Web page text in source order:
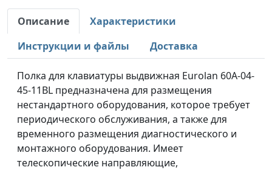
Описание
Характеристики
Инструкции и файлы
Доставка
Полка для клавиатуры выдвижная Eurolan 60A-04-
45-11BL предназначена для размещения
нестандартного оборудования, которое требует
периодического обслуживания, а также для
временного размещения диагностического и
монтажного оборудования. Имеет
телескопические направляющие,